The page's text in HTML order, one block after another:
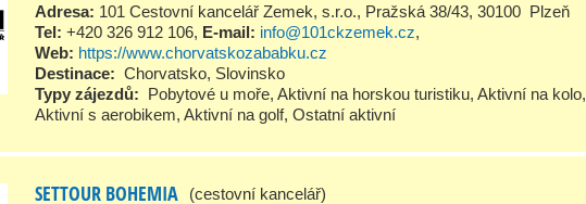
Adresa: 101 Cestovní kancelář Zemek, s.r.o., Pražská 38/43, 30100 Plzeň
Tel: +420 326 912 106, E-mail: info@101ckzemek.cz,
Web: https://www.chorvatskozababku.cz
Destinace: Chorvatsko, Slovinsko
Typy zájezdů: Pobytové u moře, Aktivní na horskou turistiku, Aktivní na kolo,
Aktivní s aerobikem, Aktivní na golf, Ostatní aktivní
SETTOUR BOHEMIA
(cestovní kancelář)